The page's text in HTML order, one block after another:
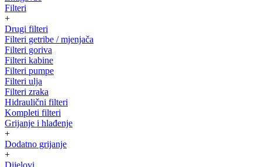
Filteri
+
Drugi filteri
Filteri getribe / mjenjača
Filteri goriva
Filteri kabine
Filteri pumpe
Filteri ulja
Filteri zraka
Hidraulični filteri
Kompleti filteri
Grijanje i hlađenje
+
Dodatno grijanje
+
Dijelovi